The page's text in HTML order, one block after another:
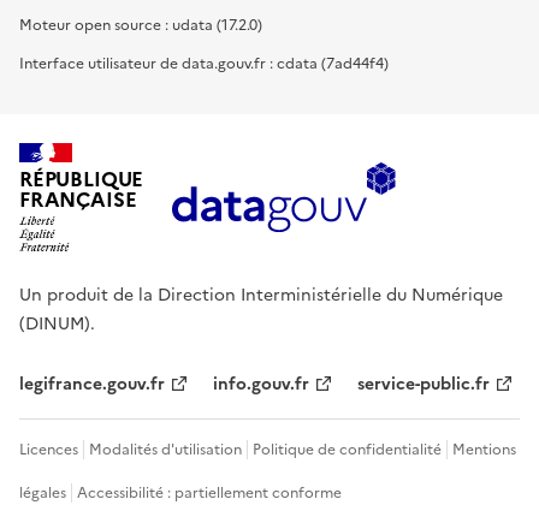
Moteur open source : udata (17.2.0)
Interface utilisateur de data.gouv.fr : cdata (7ad44f4)
RÉPUBLIQUE
FRANÇAISE
Un produit de la Direction Interministérielle du Numérique
(DINUM).
legifrance.gouv.fr info.gouv.fr service-public.fr
Licences Modalités d'utilisation Politique de confidentialité Mentions
légales Accessibilité : partiellement conforme